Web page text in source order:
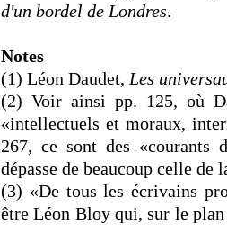
d'un bordel de Londres.
Notes
(1) Léon Daudet, Les
(2) Voir ainsi pp. 125, où
«intellectuels et moraux,
267, ce sont des «courants
dépasse de beaucoup celle de
(3) «De tous les écrivains
être Léon Bloy qui, sur le